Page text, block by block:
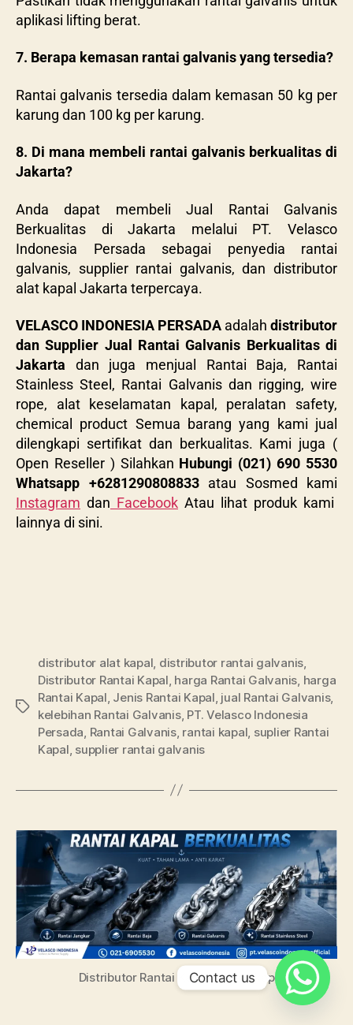
aplikasi lifting berat.
7. Berapa kemasan rantai galvanis yang tersedia?
Rantai galvanis tersedia dalam kemasan 50 kg per
karung dan 100 kg per karung.
8. Di mana membeli rantai galvanis berkualitas di
Jakarta?
Anda dapat membeli Jual Rantai Galvanis
Berkualitas di Jakarta melalui PT. Velasco
Indonesia Persada sebagai penyedia rantai
galvanis, supplier rantai galvanis, dan distributor
alat kapal Jakarta terpercaya.
VELASCO INDONESIA PERSADA adalah distributor
dan Supplier Jual Rantai Galvanis Berkualitas di
Jakarta dan juga menjual Rantai Baja, Rantai
Stainless Steel, Rantai Galvanis dan rigging, wire
rope, alat keselamatan kapal, peralatan safety,
chemical product Semua barang yang kami jual
dilengkapi sertifikat dan berkualitas. Kami juga (
Open Reseller ) Silahkan Hubungi (021) 690 5530
Whatsapp +6281290808833atau Sosmed kami
Instagram dan Facebook Atau lihat produk kami
lainnya di sini.
distributor alat kapal distributor rantai galvanis
Distributor Rantai Kapal harga Rantai Galvanis harga
Rantai Kapal Jenis Rantai Kapal jual Rantai Galvanis,
kelebihan Rantai Galvanis, PT. Velasco Indonesia
Persada Rantai Galvanis, rantai kapal suplier Rantai
Kapal supplier rantai galvanis
Distributor Rantai Kapal Terlengkap
Contact us